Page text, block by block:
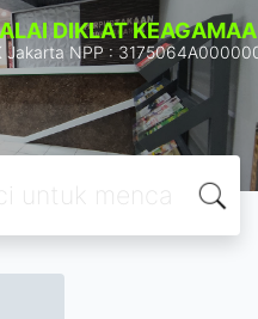
DIKLAT
Jakarta NPP :